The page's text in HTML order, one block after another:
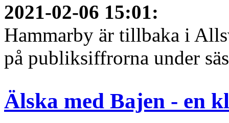
2021-02-06 15:01:
Hammarby är tillbaka i
på publiksiffrorna under
Älska med Bajen - en